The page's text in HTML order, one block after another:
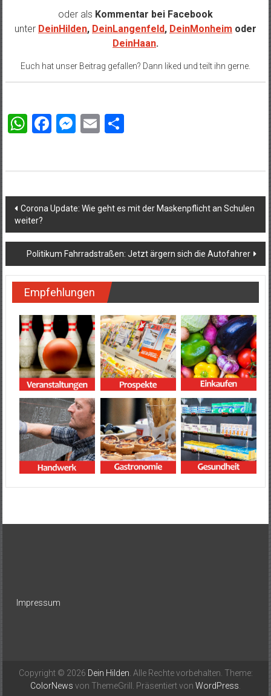
oder als Kommentar bei Facebook
unter DeinHilden, DeinLangenfeld, DeinMonheim oder
DeinHaan.
Euch hat unser Beitrag gefallen? Dann liked und teilt ihn gerne.
WhatsApp
Facebook
Messenger
EmailTeilen
Beitragsnavigation
Corona Update: Wie geht es mit der Maskenpflicht an Schulen
weiter?
Politikum Fahrradstraßen: Jetzt ärgern sich die Autofahrer
Empfehlungen
Impressum
Copyright © 2026 Dein Hilden. Alle Rechte vorbehalten. Theme:
ColorNews von ThemeGrill. Präsentiert von WordPress.